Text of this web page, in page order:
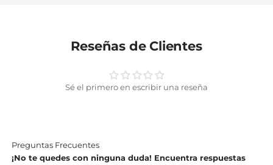
Sé el primero en escribir una reseña